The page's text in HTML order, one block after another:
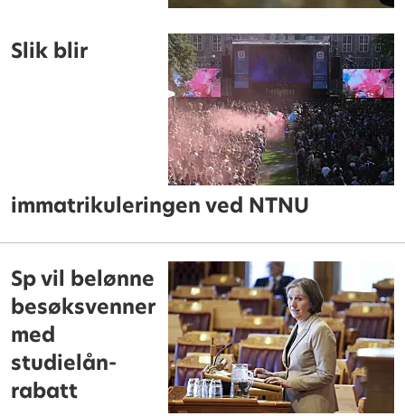
Slik blir
immatrikuleringen ved NTNU
Sp vil belønne
besøksvenner
med
studielån-
rabatt